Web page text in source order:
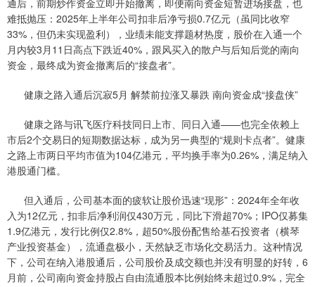
难抵抛压：2025年上半年公司扣非后净亏损0.7亿元（虽同比收窄
33%，但仍未实现盈利），业绩未能支撑题材热度，股价在入通一个
月内较3月11日高点下跌近40%，跟风买入的散户与后知后觉的南向
资金，最终成为资金撤离后的“接盘者”。
健康之路入通后沉寂5月 解禁前拉涨又暴跌 南向资金成“接盘侠”
健康之路与讯飞医疗科技同日上市、同日入通——也完全依赖上
市后2个交易日的短期数据达标，成为另一典型的“规则卡点者”。健康
之路上市两日平均市值为104亿港元，平均换手率为0.26%，满足纳入
港股通门槛。
但入通后，公司基本面的疲软让股价迅速“现形”：2024年全年收
入为12亿元，扣非后净利润仅430万元，同比下滑超70%；IPO仅募集
1.9亿港元，发行比例仅2.8%，超50%股份配售给基石投资者（横琴
产业投资基金），流通盘极小，天然缺乏市场化交易活力。这种情况
下，公司在纳入港股通后，公司股价及成交额也并没有明显的好转，6
月前，公司南向资金持股占自由流通股本比例始终未超过0.9%，完全